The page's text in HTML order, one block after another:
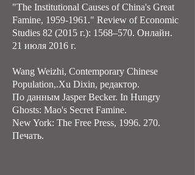
"The Institutional Causes of China's Great
Famine, 1959-1961 ." Review of Economic
Studies 82 (2015 г.): 1568–570. Онлайн.
21 июля 2016 г.
Wang Weizhi, Contemporary Chinese
Population,.Xu Dixin, редактор.
По данным Jasper Becker. In Hungry
Ghosts: Mao's Secret Famine.
New York: The Free Press, 1996. 270.
Печать.